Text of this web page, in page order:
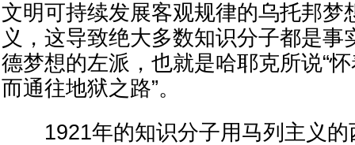
文明可持续发展客观规律的乌托邦梦
义，这导致绝大多数知识分子都是事
德梦想的左派，也就是哈耶克所说“
而通往地狱之路”。
1921年的知识分子用马列主义的